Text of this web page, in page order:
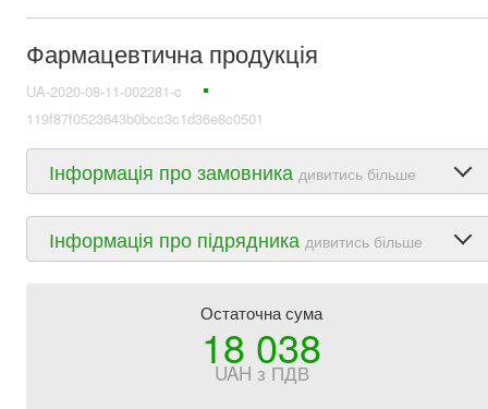
Фармацевтична продукція
UA-2020-08-11-002281-c
119f87f0523643b0bcc3c1d36e8c0501
Інформація про замовника дивитись більше
Інформація про підрядника дивитись більше
Остаточна сума
18 038
UAH з ПДВ